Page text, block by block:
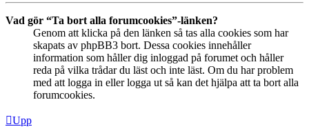
Vad gör “Ta bort alla forumcookies”-länken?
Genom att klicka på den länken så tas alla cookies som har
skapats av phpBB3 bort. Dessa cookies innehåller
information som håller dig inloggad på forumet och håller
reda på vilka trådar du läst och inte läst. Om du har problem
med att logga in eller logga ut så kan det hjälpa att ta bort alla
forumcookies.
Upp